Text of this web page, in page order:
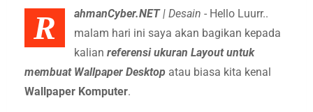
R ahmanCyber.NET| Desain - Hello Luurr..
malam hari ini saya akan bagikan kepada
kalian referensi ukuran Layout untuk
membuat Wallpaper Desktop atau biasa kita kenal
Wallpaper Komputer.